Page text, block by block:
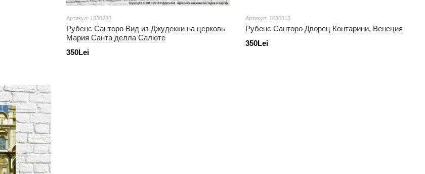
Артикул: 1030288
Рубенс Санторо Вид из Джудекки на церковь
Мария Санта делла Салюте
350Lei
Артикул: 1030313
Рубенс Санторо Дворец Контарини, Венеция
350Lei